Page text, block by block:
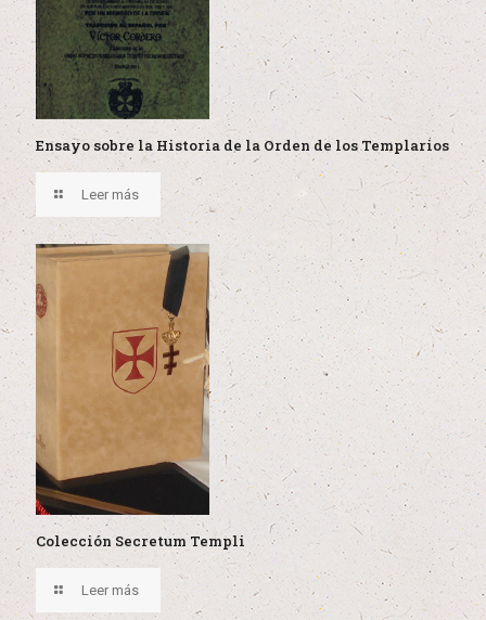
Ensayo sobre la Historia de la Orden de los Templarios
Leer más
Colección Secretum Templi
Leer más